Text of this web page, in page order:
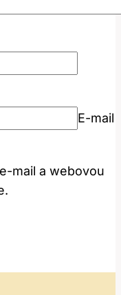
E-mail
mail a webovou